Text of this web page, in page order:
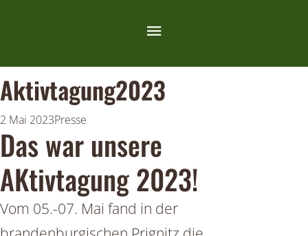
Aktivtagung2023
2 Mai 2023Presse
Das war unsere
AKtivtagung 2023!
Vom 05.-07. Mai fand in der